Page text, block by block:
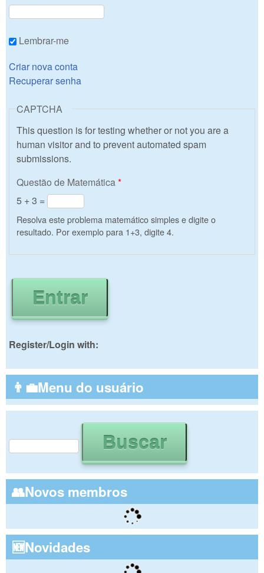
Lembrar-me
Criar nova conta
Recuperar senha
CAPTCHA
This question is for testing whether or not you are a
human visitor and to prevent automated spam
submissions.
Questão de Matemática *
5 + 3 =
Resolva este problema matemático simples e digite o
resultado. Por exemplo para 1+3, digite 4.
Register/Login with:
👨‍💼Menu do usuário
Formulário de busca
👥Novos membros
🆕Novidades